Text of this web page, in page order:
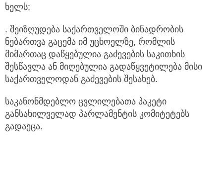
ხელს;
. შეიზღუდება საქართველოში ბინადრობის
ნებართვა გაცემა იმ უცხოელზე, რომლის
მიმართაც დაწყებულია გაძევების საკითხის
შესწავლა ან მიღებულია გადაწყვეტილება მისი
საქართველოდან გაძევების შესახებ.
საკანონმდებლო ცვლილებათა პაკეტი
განსახილველად პარლამენტის კომიტეტებს
გადაეცა.